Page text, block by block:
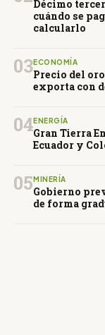
Décimo
cuándo se
calcularlo
03ECONOMÍA
Precio del
exporta con
04ENERGÍA
Gran Tierra
Ecuador y
05 MINERÍA
Gobierno
de forma